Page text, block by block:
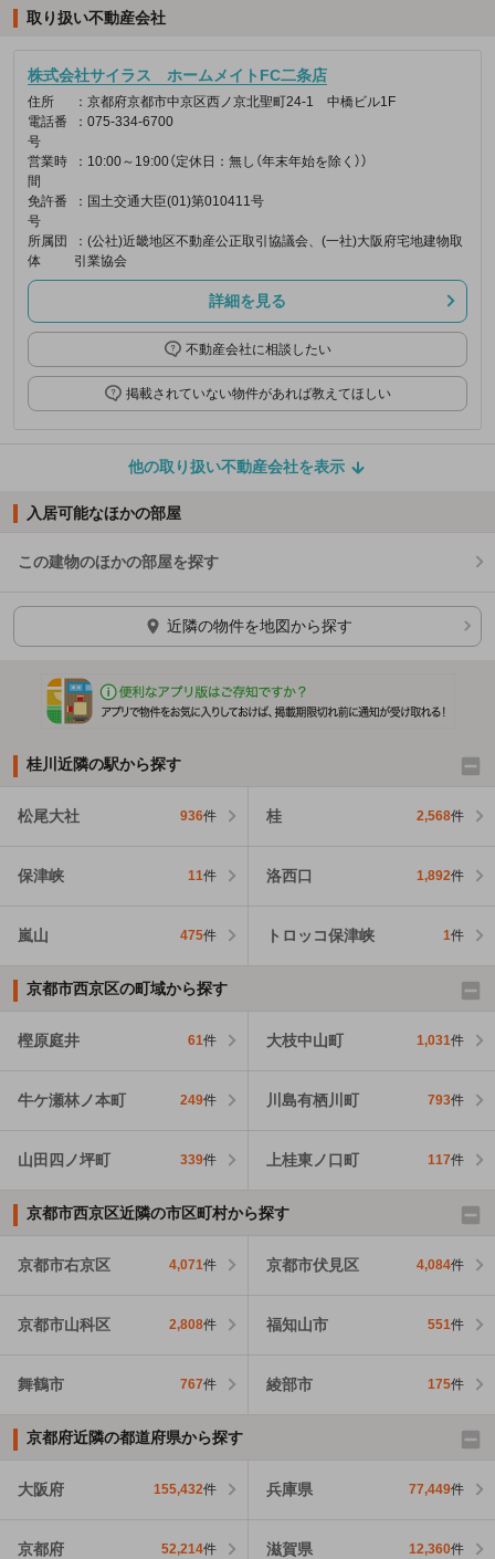
取り扱い不動産会社
株式会社サイラス ホームメイトFC二条店
住所
：京都府京都市中京区西ノ京北聖町24-1 中橋ビル1F
電話番
号
：075-334-6700
営業時
間
：10:00～19:00（定休日：無し（年末年始を除く））
免許番
号
：国土交通大臣(01)第010411号
所属団
体
：(公社)近畿地区不動産公正取引協議会、(一社)大阪府宅地建物取
引業協会
詳細を見る
不動産会社に相談したい
掲載されていない物件があれば教えてほしい
他の取り扱い不動産会社を表示
入居可能なほかの部屋
この建物のほかの部屋を探す
ほかの部屋を検索中…
近隣の物件を地図から探す
桂川近隣の駅から探す
松尾大社 936件 桂 2,568件
保津峡 11件 洛西口 1,892件
嵐山 475件 トロッコ保津峡 1件
京都市西京区の町域から探す
樫原庭井 61件 大枝中山町 1,031件
牛ケ瀬林ノ本町 249件 川島有栖川町 793件
山田四ノ坪町 339件 上桂東ノ口町 117件
京都市西京区近隣の市区町村から探す
京都市右京区 4,071件 京都市伏見区 4,084件
京都市山科区 2,808件 福知山市 551件
舞鶴市 767件 綾部市 175件
京都府近隣の都道府県から探す
大阪府 155,432件 兵庫県 77,449件
京都府 52,214件 滋賀県 12,360件